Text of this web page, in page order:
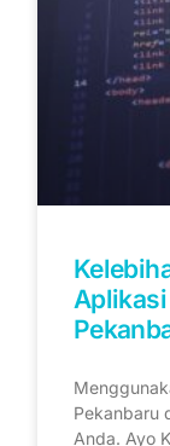
Pekanbaru
Anda. Ayo